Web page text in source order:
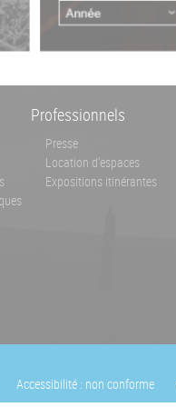
Professionnels
Presse
Location d'espaces
Expositions itinérantes
Accessibilité : non conforme